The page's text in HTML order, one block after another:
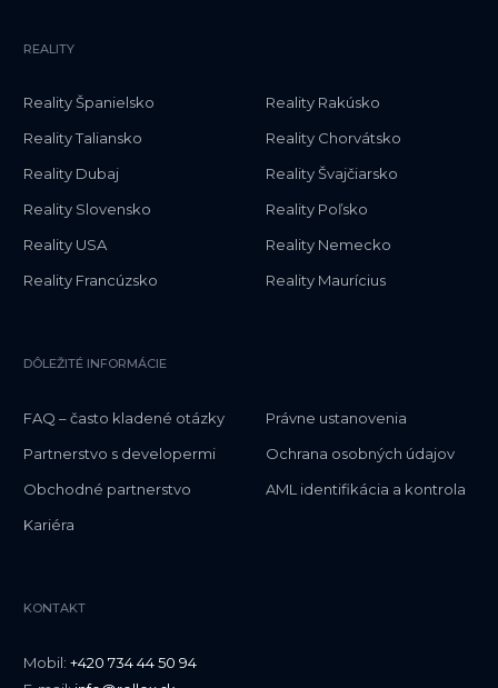
REALITY
Reality Španielsko
Reality Taliansko
Reality Dubaj
Reality Slovensko
Reality USA
Reality Francúzsko
Reality Rakúsko
Reality Chorvátsko
Reality Švajčiarsko
Reality Poľsko
Reality Nemecko
Reality Maurícius
DÔLEŽITÉ INFORMÁCIE
FAQ – často kladené otázky
Partnerstvo s developermi
Obchodné partnerstvo
Kariéra
Právne ustanovenia
Ochrana osobných údajov
AML identifikácia a kontrola
KONTAKT
Mobil: +420 734 44 50 94